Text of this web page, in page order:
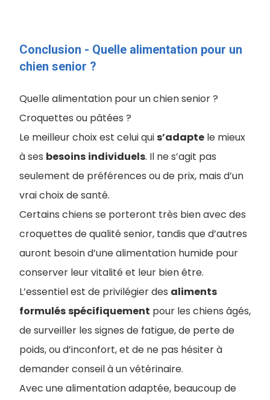
Conclusion - ​Quelle alimentation pour un
chien senior ?
Quelle alimentation pour un chien senior ?
Croquettes ou pâtées ?
Le meilleur choix est celui quis’adapte le mieux
à ses besoins individuels. Il ne s’agit pas
seulement de préférences ou de prix, mais d’un
vrai choix de santé.
Certains chiens se porteront très bien avec des
croquettes de qualité senior, tandis que d’autres
auront besoin d’une alimentation humide pour
conserver leur vitalité et leur bien être.
L’essentiel est de privilégier des aliments
formulésspécifiquement pour les chiens âgés,
de surveiller les signes de fatigue, de perte de
poids, ou d’inconfort, et de ne pas hésiter à
demander conseil à un vétérinaire.
Avec une alimentation adaptée, beaucoup de